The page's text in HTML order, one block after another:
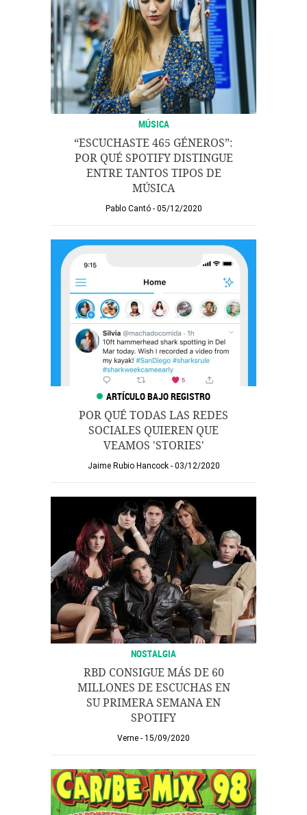
MÚSICA
“ESCUCHASTE 465 GÉNEROS”:
POR QUÉ SPOTIFY DISTINGUE
ENTRE TANTOS TIPOS DE
MÚSICA
Pablo Cantó 05/12/2020
POR QUÉ TODAS LAS REDES
SOCIALES QUIEREN QUE
VEAMOS 'STORIES'
Jaime Rubio Hancock 03/12/2020
NOSTALGIA
RBD CONSIGUE MÁS DE 60
MILLONES DE ESCUCHAS EN
SU PRIMERA SEMANA EN
SPOTIFY
Verne 15/09/2020